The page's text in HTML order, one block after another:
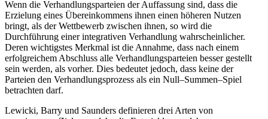
Wenn die Verhandlungsparteien der Auffassung sind, dass die
Erzielung eines Übereinkommens ihnen einen höheren Nutzen
bringt, als der Wettbewerb zwischen ihnen, so wird die
Durchführung einer integrativen Verhandlung wahrscheinlicher.
Deren wichtigstes Merkmal ist die Annahme, dass nach einem
erfolgreichem Abschluss alle Verhandlungsparteien besser gestellt
sein werden, als vorher. Dies bedeutet jedoch, dass keine der
Parteien den Verhandlungsprozess als ein Null–Summen–Spiel
betrachten darf.
Lewicki, Barry und Saunders definieren drei Arten von